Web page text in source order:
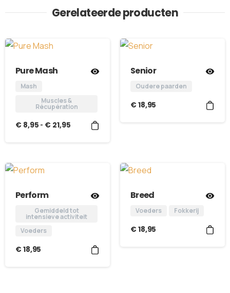
Gerelateerde producten
Pure Mash
Mash
Muscles &
Récupération
€8,95 - € 21,95
Senior
Oudere paarden
€18,95
Perform
Gemiddeld tot
intensieve activiteit
Voeders
€18,95
Breed
Voeders Fokkerij
€18,95